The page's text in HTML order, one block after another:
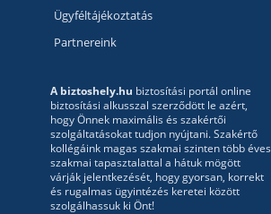
Ügyféltájékoztatás
Partnereink
A biztoshely.hu biztosítási portál online
biztosítási alkusszal szerződött le azért,
hogy Önnek maximális és szakértői
szolgáltatásokat tudjon nyújtani. Szakértő
kollégáink magas szakmai szinten több éves
szakmai tapasztalattal a hátuk mögött
várják jelentkezését, hogy gyorsan, korrekt
és rugalmas ügyintézés keretei között
szolgálhassuk ki Önt!